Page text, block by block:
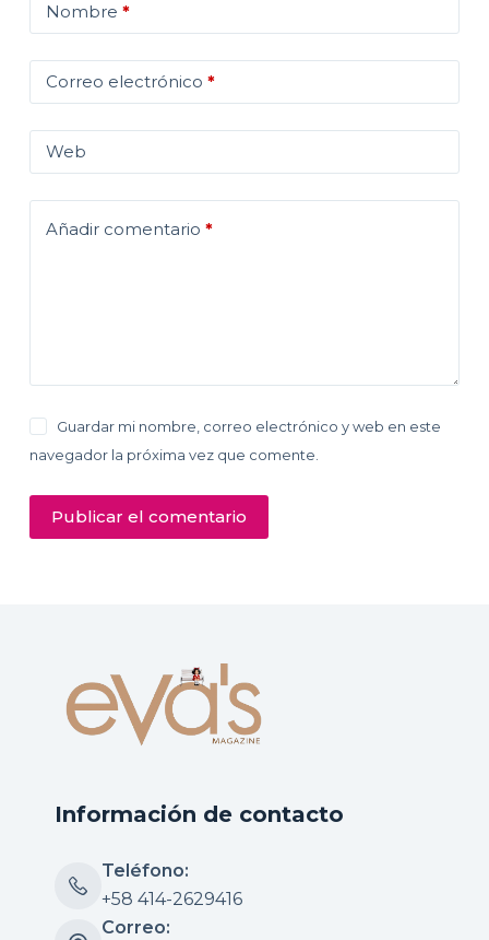
Nombre *
Correo electrónico *
Web
Añadir comentario *
Guardar mi nombre, correo electrónico y web en este
navegador la próxima vez que comente.
Publicar el comentario
Información de contacto
Teléfono:
+58 414-2629416
Correo: